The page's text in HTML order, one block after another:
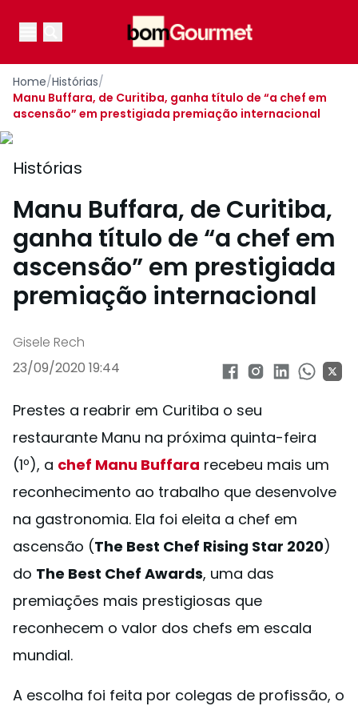
Open main menu
Open main menu
Home/Histórias/
Manu Buffara, de Curitiba, ganha título de “a chef em
ascensão” em prestigiada premiação internacional
Histórias
Manu Buffara, de Curitiba,
ganha título de “a chef em
ascensão” em prestigiada
premiação internacional
Gisele Rech
23/09/2020 19:44
Prestes a reabrir em Curitiba o seu
restaurante Manu na próxima quinta-feira
(1º), a chef Manu Buffara recebeu mais um
reconhecimento ao trabalho que desenvolve
na gastronomia. Ela foi eleita a chef em
ascensão (The Best Chef Rising Star 2020)
do The Best Chef Awards, uma das
premiações mais prestigiosas que
reconhecem o valor dos chefs em escala
mundial.
A escolha foi feita por colegas de profissão, o